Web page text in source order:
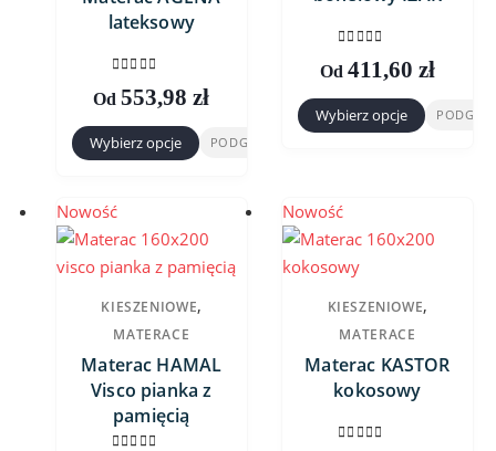
lateksowy
Od 553,98zł
Wybierz opcje
Ten
ma
wiele
wariantów.
na
stronie
produktu
PODGLĄD
Od 411,60 zł
Wybierz opcje
Ten
wiele
wariantów.
Opcje
stronie
produktu
Nowość
KIESZENIOWE,
MATERACE
Materac HAMAL
Visco pianka z
pamięcią
Nowość
KIESZENIOWE,
MATERACE
Materac KASTOR
kokosowy